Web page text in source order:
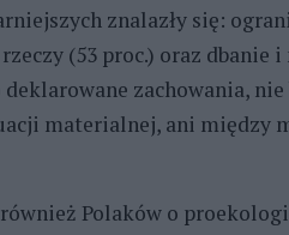
znalazły się:
(53 proc.) oraz dbanie
deklarowane zachowania,
materialnej, ani między
Polaków o